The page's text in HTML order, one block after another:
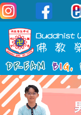
移至主內容
Main
navigation